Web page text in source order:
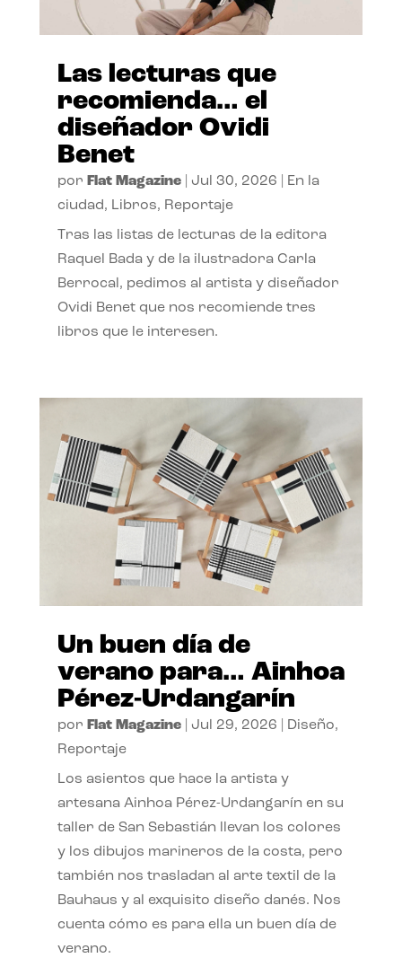
Las lecturas que
recomienda… el
diseñador Ovidi
Benet
por Flat Magazine| Jul 30, 2026
En la
ciudad, Libros, Reportaje
Tras las listas de lecturas de la editora
Raquel Bada y de la ilustradora Carla
Berrocal, pedimos al artista y diseñador
Ovidi Benet que nos recomiende tres
libros que le interesen.
Un buen día de
verano para… Ainhoa
Pérez-Urdangarín
por Flat Magazine| Jul 29, 2026 Diseño,
Reportaje
Los asientos que hace la artista y
artesana Ainhoa Pérez-Urdangarín en su
taller de San Sebastián llevan los colores
y los dibujos marineros de la costa, pero
también nos trasladan al arte textil de la
Bauhaus y al exquisito diseño danés. Nos
cuenta cómo es para ella un buen día de
verano.